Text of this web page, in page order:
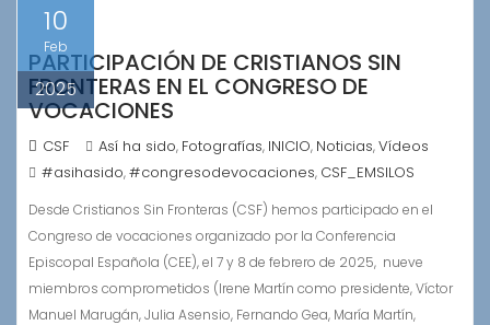
10
Feb
2025
PARTICIPACIÓN DE CRISTIANOS SIN
FRONTERAS EN EL CONGRESO DE
VOCACIONES
CSF Así ha sido, Fotografías, INICIO, Noticias,Vídeos
#asihasido,#congresodevocaciones, CSF_EMSILOS
Desde Cristianos Sin Fronteras (CSF) hemos participado en el
Congreso de vocaciones organizado por la Conferencia
Episcopal Española (CEE), el 7 y 8 de febrero de 2025, nueve
miembros comprometidos (Irene Martín como presidente, Víctor
Manuel Marugán, Julia Asensio, Fernando Gea, María Martín,